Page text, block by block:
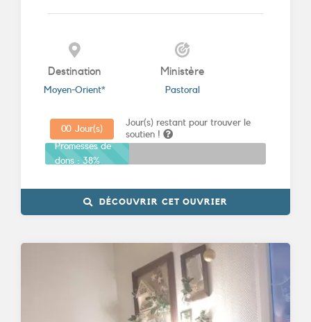
Destination
Moyen-Orient*
Ministère
Pastoral
Jour(s) restant pour trouver le
soutien !
00 Jour(s)
Promesses de
dons : 38%
DÉCOUVRIR CET OUVRIER